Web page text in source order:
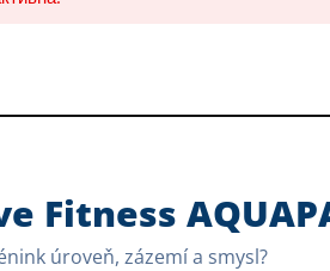
Fitness
úroveň, zázemí a smysl?